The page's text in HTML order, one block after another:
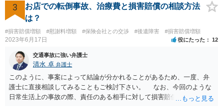
いいかなと思うのですが。 →LAC基準でもそうかもしれませんし、交
通事故事案ではより定額の費用としている法律事務所も多いように思
います。費用面も含めて、弁護士さんを検討してみるとよいかもしれ
ませんね。 かなり具体的な話も多くなっているので、法律事務所に問
い合わせてみるとよいと思います。
3
お店での転倒事故、治療費と損害賠償の相談方法
は？
#損害賠償増額 #慰謝料増額 #保険会社との交渉 #後遺障害 #損害賠償増額
2023年6月17日 役にたった 12
交通事故に強い弁護士
清水 卓 弁護士
このように、事案によって結論が分かれることがあるため、一度、弁
護士に直接相談してみることもご検討下さい。 なお、今回のような
日常生活上の事故の際、責任のある相手に対して損害賠償請求する際